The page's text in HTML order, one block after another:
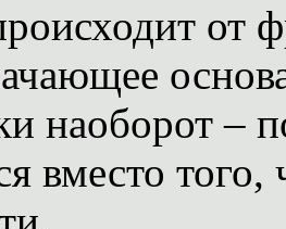
от
наоборот –
вместо